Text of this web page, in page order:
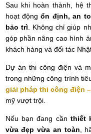
Sau khi hoàn thành, hệ
hoạt độngổn định, an
bảo trì . Không chỉ giúp
góp phần nâng cao hình
khách hàng và đối tác
Dự án thi công điện và
trong những công trình
giải pháp thi công điện
mỹ vượt trội.
Nếu bạn đang cần thiết
vừa đẹp vừa an toàn ,